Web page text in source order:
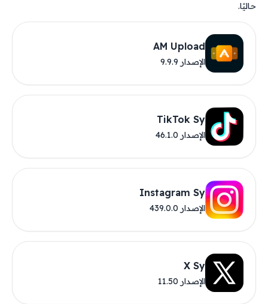
حاليًا.
AM Upload
الإصدار 9.9.9
TikTok Sy
الإصدار 46.1.0
Instagram Sy
الإصدار 439.0.0
X Sy
الإصدار 11.50